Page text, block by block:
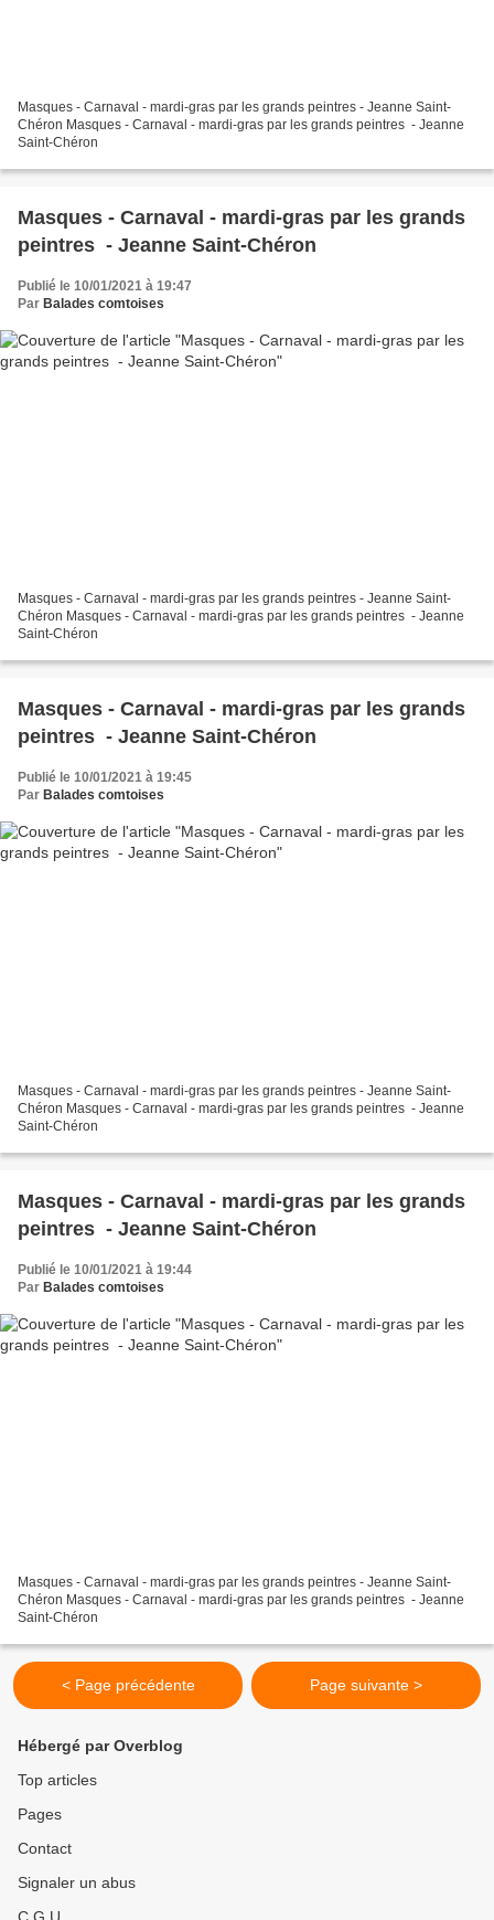
Masques - Carnaval - mardi-gras par les grands peintres - Jeanne Saint-
Chéron Masques - Carnaval - mardi-gras par les grands peintres - Jeanne
Saint-Chéron
Masques - Carnaval - mardi-gras par les grands
peintres - Jeanne Saint-Chéron
Publié le 10/01/2021 à 19:47
Par Balades comtoises
Masques - Carnaval - mardi-gras par les grands peintres - Jeanne Saint-
Chéron Masques - Carnaval - mardi-gras par les grands peintres - Jeanne
Saint-Chéron
Masques - Carnaval - mardi-gras par les grands
peintres - Jeanne Saint-Chéron
Publié le 10/01/2021 à 19:45
Par Balades comtoises
Masques - Carnaval - mardi-gras par les grands peintres - Jeanne Saint-
Chéron Masques - Carnaval - mardi-gras par les grands peintres - Jeanne
Saint-Chéron
Masques - Carnaval - mardi-gras par les grands
peintres - Jeanne Saint-Chéron
Publié le 10/01/2021 à 19:44
Par Balades comtoises
Masques - Carnaval - mardi-gras par les grands peintres - Jeanne Saint-
Chéron Masques - Carnaval - mardi-gras par les grands peintres - Jeanne
Saint-Chéron
< Page précédente Page suivante >
Hébergé par Overblog
Top articles
Pages
Contact
Signaler un abus